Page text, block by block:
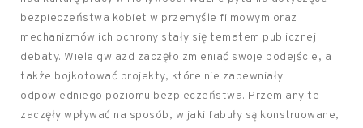
bezpieczeństwa kobiet w przemyśle filmowym oraz
mechanizmów ich ochrony stały się tematem publicznej
debaty. Wiele gwiazd zaczęło zmieniać swoje podejście, a
także bojkotować projekty, które nie zapewniały
odpowiedniego poziomu bezpieczeństwa. Przemiany te
zaczęły wpływać na sposób, w jaki fabuły są konstruowane,